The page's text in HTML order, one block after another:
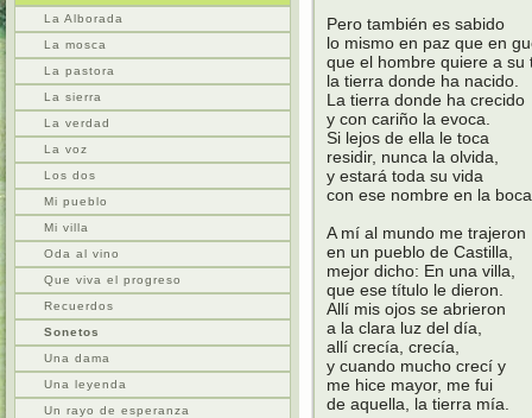
La Alborada
La mosca
La pastora
La sierra
La verdad
La voz
Los dos
Mi pueblo
Mi villa
Oda al vino
Que viva el progreso
Recuerdos
Sonetos
Una dama
Una leyenda
Un rayo de esperanza
Pero también es sabido
lo mismo en paz que en
que el hombre quiere a su
la tierra donde ha nacido.
La tierra donde ha crecido
y con cariño la evoca.
Si lejos de ella le toca
residir, nunca la olvida,
y estará toda su vida
con ese nombre en la
A mí al mundo me trajeron
en un pueblo de Castilla,
mejor dicho: En una villa,
que ese título le dieron.
Allí mis ojos se abrieron
a la clara luz del día,
allí crecía, crecía,
y cuando mucho crecí y
me hice mayor, me fui
de aquella, la tierra mía.